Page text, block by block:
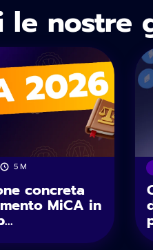
le nostre
5 M
concreta
MiCA in